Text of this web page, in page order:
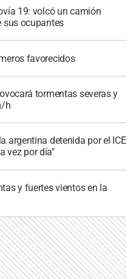
19: volcó un camión
sus ocupantes
favorecidos
tormentas severas y
h
argentina detenida por el ICE
vez por día"
y fuertes vientos en la